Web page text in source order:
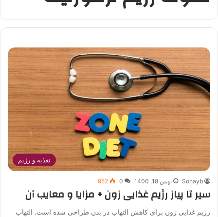
تغذیه و رژیم
Sohayb بهمن 18, 1400 0
952
سیر تا پیاز رژیم غذایی زون + مزایا و معایب آن
رژیم غذایی زون برای کاهش التهاب در بدن طراحی شده است. التهاب